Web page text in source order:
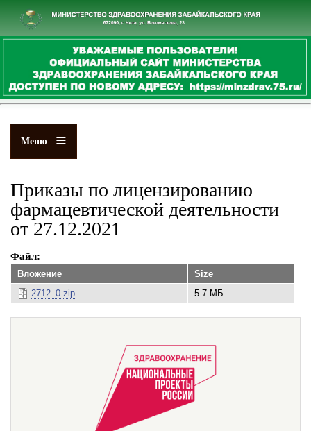
к
основному
содержанию
Меню
Приказы по лицензированию
фармацевтической деятельности
от 27.12.2021
Файл
Вложение
Size
2712_0.zip
5.7 МБ